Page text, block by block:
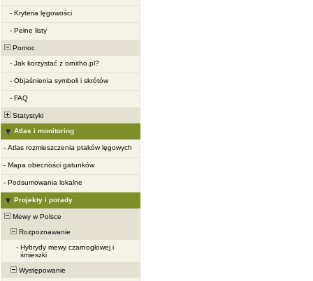
- Kryteria lęgowości
- Pełne listy
Pomoc
- Jak korzystać z ornitho.pl?
- Objaśnienia symboli i skrótów
- FAQ
Statystyki
Atlas i monitoring
- Atlas rozmieszczenia ptaków lęgowych
- Mapa obecności gatunków
- Podsumowania lokalne
Projekty i porady
Mewy w Polsce
Rozpoznawanie
- Hybrydy mewy czarnogłowej i
śmieszki
Występowanie